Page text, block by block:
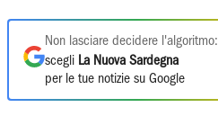
Non lasciare decidere l'algoritmo:
scegli La Nuova Sardegna
per le tue notizie su Google